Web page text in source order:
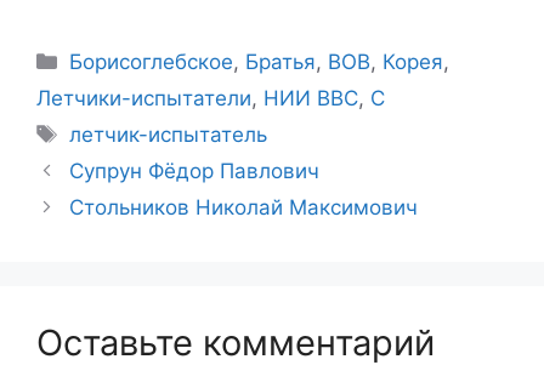
Рубрики
Борисоглебское, Братья, ВОВ, Корея,
Летчики-испытатели, НИИ ВВС, С
Метки
летчик-испытатель
Супрун Фёдор Павлович
Стольников Николай Максимович
Оставьте комментарий